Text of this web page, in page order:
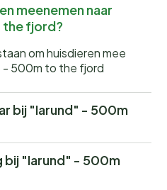
meenemen naar
fjord?
om huisdieren mee
- 500m to the fjord
bij "Iarund" - 500m
bij "Iarund" - 500m